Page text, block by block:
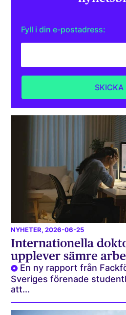
Fyll i din e-postadress:
NYHETER, 2026-06-25
Internationella
upplever sämre
En ny rapport från
Sveriges förenade
att...